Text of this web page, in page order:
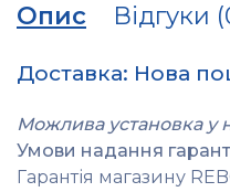
Опис Відгуки
Доставка: Нова
Можлива установка у
Умови надання
Гарантія магазину